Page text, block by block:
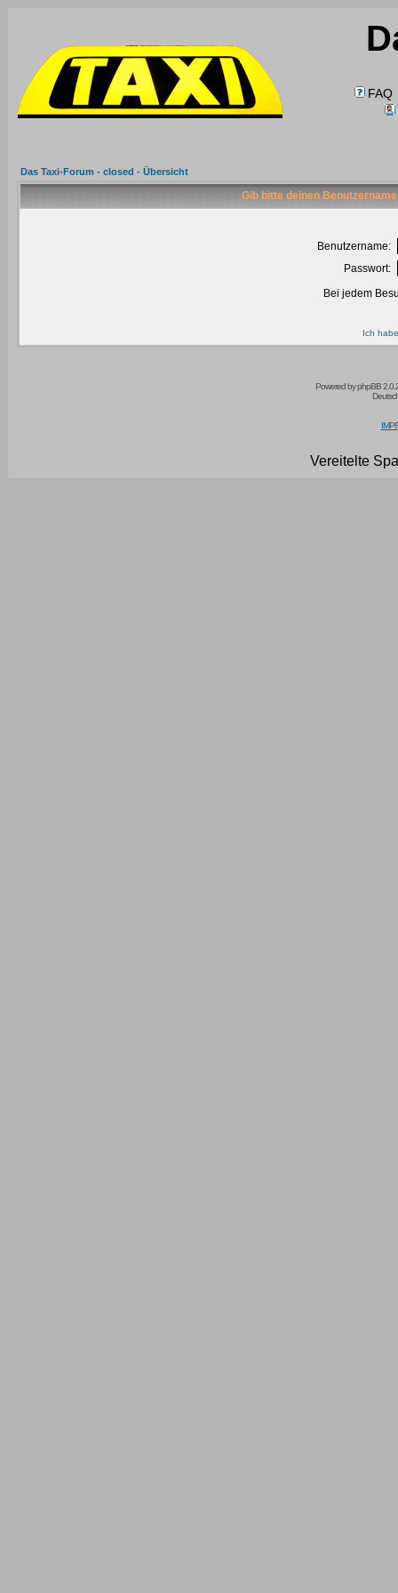
FAQ
Das Taxi-Forum - closed - Übersicht
Gib bitte deinen
Benutzername:
Passwort:
Bei jedem
Ich
Powered byphpBB
Vereitelte